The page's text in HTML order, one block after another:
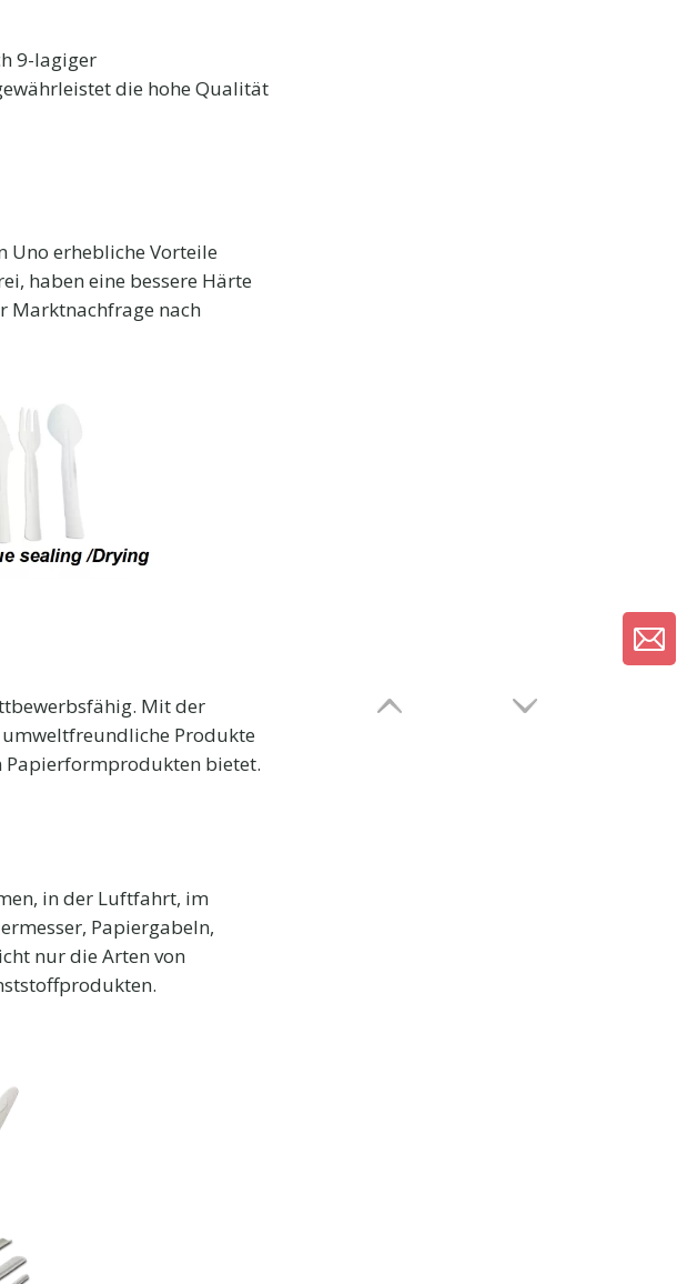
9-lagiger
die hohe Qualität
Uno erhebliche Vorteile
haben eine bessere Härte
Marktnachfrage nach
Mit der
Produkte
Papierformprodukten bietet.
in der Luftfahrt, im
Papiergabeln,
nur die Arten von